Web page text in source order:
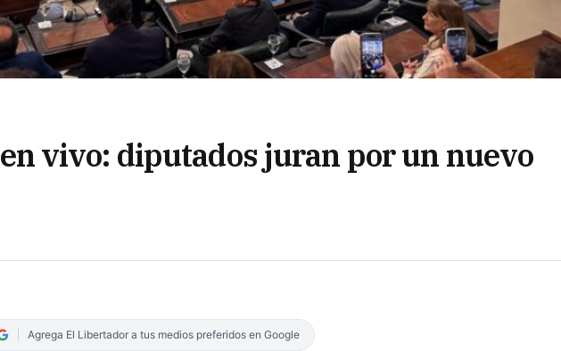
vivo: diputados juran por un nuevo
Agrega El Libertador a tus medios preferidos en Google